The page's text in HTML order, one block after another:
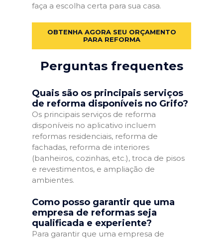
faça a escolha certa para sua casa.
OBTENHA AGORA SEU ORÇAMENTO
PARA REFORMA
Perguntas frequentes
Quais são os principais serviços
de reforma disponíveis no Grifo?
Os principais serviços de reforma
disponíveis no aplicativo incluem
reformas residenciais, reforma de
fachadas, reforma de interiores
(banheiros, cozinhas, etc.), troca de pisos
e revestimentos, e ampliação de
ambientes.
Como posso garantir que uma
empresa de reformas seja
qualificada e experiente?
Para garantir que uma empresa de